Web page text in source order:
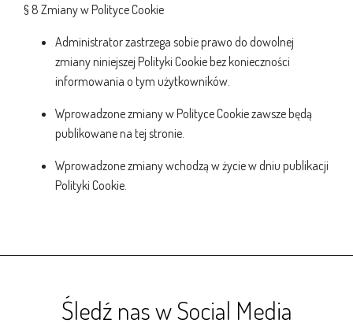
§ 8 Zmiany w Polityce Cookie
Administrator zastrzega sobie prawo do dowolnej
zmiany niniejszej Polityki Cookie bez konieczności
informowania o tym użytkowników.
Wprowadzone zmiany w Polityce Cookie zawsze będą
publikowane na tej stronie.
Wprowadzone zmiany wchodzą w życie w dniu publikacji
Polityki Cookie.
Śledź nas w Social Media